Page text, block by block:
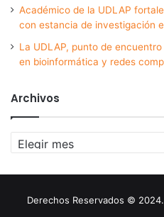
Académico de la UDLAP
con estancia de investigación
La UDLAP, punto de
en bioinformática y redes
Archivos
Archivos
Derechos Reservados ©